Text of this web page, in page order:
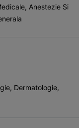
Anestezie Si
Dermatologie,